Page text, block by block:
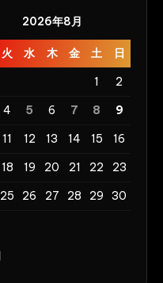
2026年8月
火 水 木 金 土
日
1
2
4 5 6 7 8
9
11 12 13 14 15
16
18 19 20 21 22
23
25 26 27 28 29
30